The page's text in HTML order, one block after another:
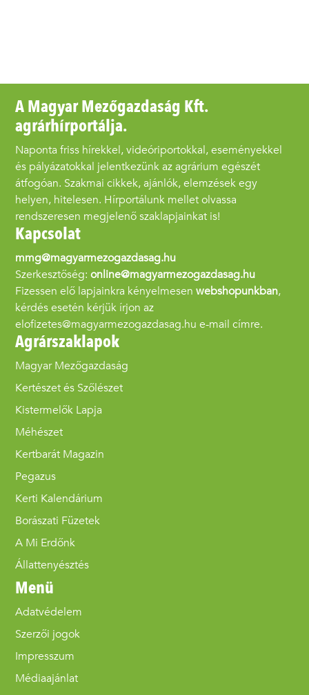
A Magyar Mezőgazdaság Kft.
agrárhírportálja.
Naponta friss hírekkel, videóriportokkal, eseményekkel
és pályázatokkal jelentkezünk az agrárium egészét
átfogóan. Szakmai cikkek, ajánlók, elemzések egy
helyen, hitelesen. Hírportálunk mellet olvassa
rendszeresen megjelenő szaklapjainkat is!
Kapcsolat
mmg@magyarmezogazdasag.hu
Szerkesztőség:online@magyarmezogazdasag.hu
Fizessen elő lapjainkra kényelmesenwebshopunkban,
kérdés esetén kérjük írjon az
elofizetes@magyarmezogazdasag.hu e-mail címre.
Agrárszaklapok
Magyar Mezőgazdaság
Kertészet és Szőlészet
Kistermelők Lapja
Méhészet
Kertbarát Magazin
Pegazus
Kerti Kalendárium
Borászati Füzetek
A Mi Erdőnk
Állattenyésztés
Menü
Adatvédelem
Szerzői jogok
Impresszum
Médiaajánlat